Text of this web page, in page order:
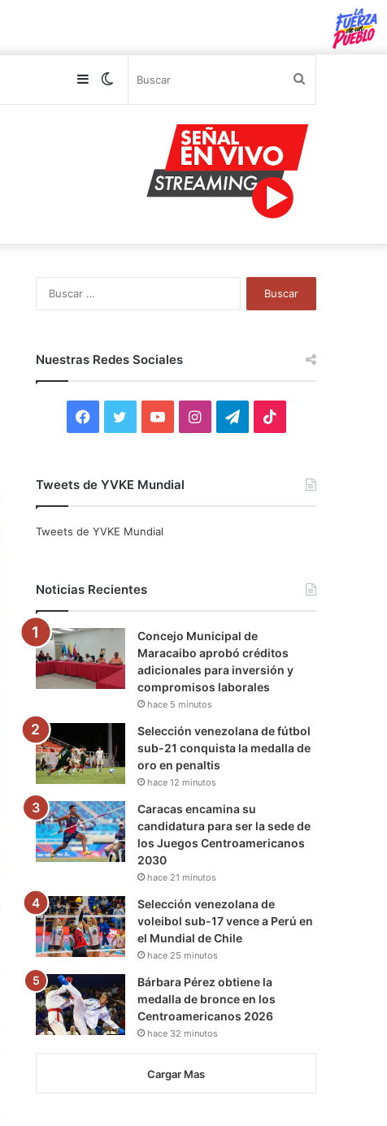
Switch
Sidebar
Nuestras Redes Sociales
F
c
o
i
r
Y
u
e
I
r
a
m
T
a
m
Tweets de YVKE Mundial
Tweets de YVKE Mundial
Noticias Recientes
Concejo Municipal de
Maracaibo aprobó créditos
adicionales para inversión y
compromisos laborales
hace 5 minutos
Selección venezolana de fútbol
sub-21 conquista la medalla de
oro en penaltis
hace 12 minutos
Caracas encamina su
candidatura para ser la sede de
los Juegos Centroamericanos
2030
hace 21 minutos
Selección venezolana de
voleibol sub-17 vence a Perú en
el Mundial de Chile
hace 25 minutos
Bárbara Pérez obtiene la
medalla de bronce en los
Centroamericanos 2026
hace 32 minutos
Cargar Mas